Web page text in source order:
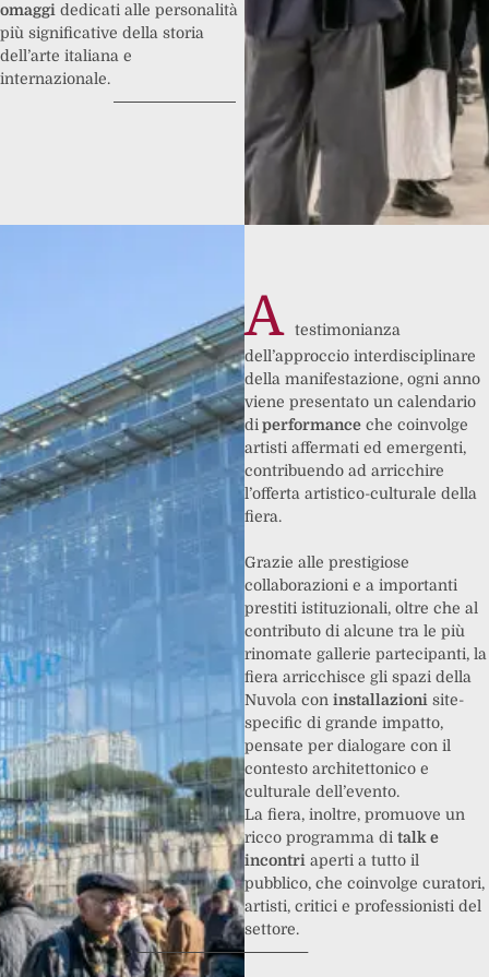
omaggi dedicati alle personalità
più significative della storia
dell’arte italiana e
internazionale.
A
testimonianza
dell’approccio interdisciplinare
della manifestazione, ogni anno
viene presentato un calendario
di performance che coinvolge
artisti affermati ed emergenti,
contribuendo ad arricchire
l’offerta artistico-culturale della
fiera.
Grazie alle prestigiose
collaborazioni e a importanti
prestiti istituzionali, oltre che al
contributo di alcune tra le più
rinomate gallerie partecipanti, la
fiera arricchisce gli spazi della
Nuvola con installazioni site-
specific di grande impatto,
pensate per dialogare con il
contesto architettonico e
culturale dell’evento.
La fiera, inoltre, promuove un
ricco programma di talk e
incontri aperti a tutto il
pubblico, che coinvolge curatori,
artisti, critici e professionisti del
settore.